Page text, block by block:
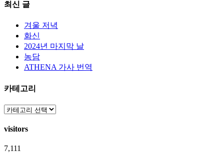
최신 글
겨울 저녁
화신
2024년 마지막 날
농담
ATHENA 가사 번역
카테고리
카
고
visitors
7,111